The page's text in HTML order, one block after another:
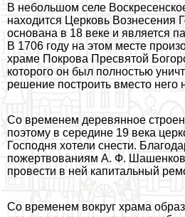
В небольшом селе
находится Церковь Вознесения
основана в 18 веке и является
В 1706 году на этом месте
храме Покрова Пресвятой
которого он был полностью
решение построить вместо него
Со временем деревянное
поэтому в середине 19 века
Господня хотели снести.
пожертвованиям А. Ф.
провести в ней капитальный
Со временем вокруг храма